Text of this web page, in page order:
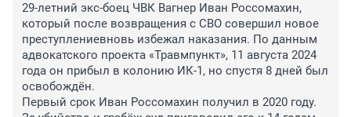
29-летний экс-боец ЧВК Вагнер Иван Россомахин,
который после возвращения с СВО совершил новое
преступлениевновь избежал наказания. По данным
адвокатского проекта «Травмпункт», 11 августа 2024
года он прибыл в колонию ИК-1, но спустя 8 дней был
освобождён.
Первый срок Иван Россомахин получил в 2020 году.